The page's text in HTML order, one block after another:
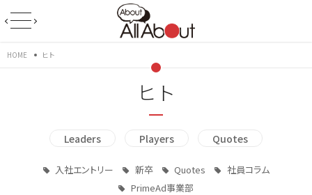
HOME ヒト
ヒト
Leaders Players Quotes
入社エントリー 新卒 Quotes
社員コラム
PrimeAd事業部